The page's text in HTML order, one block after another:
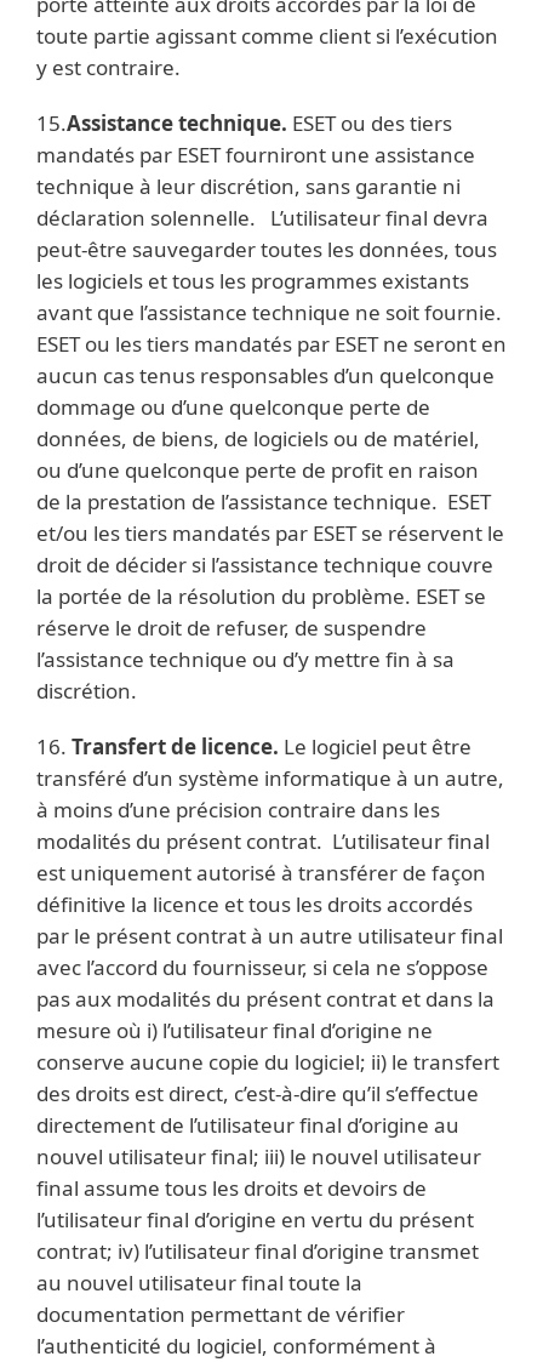
toute partie agissant comme client si l’exécution
y est contraire.
15.Assistance technique. ESET ou des tiers
mandatés par ESET fourniront une assistance
technique à leur discrétion, sans garantie ni
déclaration solennelle. L’utilisateur final devra
peut-être sauvegarder toutes les données, tous
les logiciels et tous les programmes existants
avant que l’assistance technique ne soit fournie.
ESET ou les tiers mandatés par ESET ne seront en
aucun cas tenus responsables d’un quelconque
dommage ou d’une quelconque perte de
données, de biens, de logiciels ou de matériel,
ou d’une quelconque perte de profit en raison
de la prestation de l’assistance technique. ESET
et/ou les tiers mandatés par ESET se réservent le
droit de décider si l’assistance technique couvre
la portée de la résolution du problème. ESET se
réserve le droit de refuser, de suspendre
l’assistance technique ou d’y mettre fin à sa
discrétion.
16. Transfert de licence. Le logiciel peut être
transféré d’un système informatique à un autre,
à moins d’une précision contraire dans les
modalités du présent contrat. L’utilisateur final
est uniquement autorisé à transférer de façon
définitive la licence et tous les droits accordés
par le présent contrat à un autre utilisateur final
avec l’accord du fournisseur, si cela ne s’oppose
pas aux modalités du présent contrat et dans la
mesure où i) l’utilisateur final d’origine ne
conserve aucune copie du logiciel; ii) le transfert
des droits est direct, c’est-à-dire qu’il s’effectue
directement de l’utilisateur final d’origine au
nouvel utilisateur final; iii) le nouvel utilisateur
final assume tous les droits et devoirs de
l’utilisateur final d’origine en vertu du présent
contrat; iv) l’utilisateur final d’origine transmet
au nouvel utilisateur final toute la
documentation permettant de vérifier
l’authenticité du logiciel, conformément à